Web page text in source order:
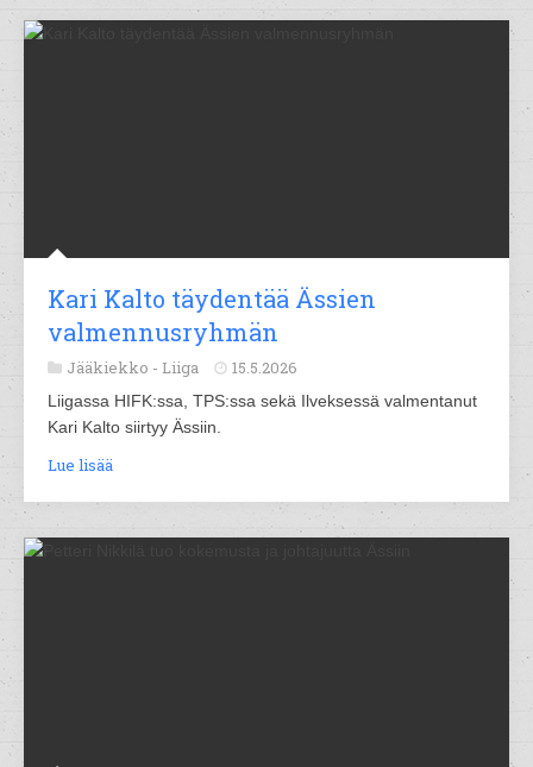
Kari Kalto täydentää Ässien
valmennusryhmän
Jääkiekko - Liiga 15.5.2026
Liigassa HIFK:ssa, TPS:ssa sekä Ilveksessä valmentanut
Kari Kalto siirtyy Ässiin.
Lue lisää